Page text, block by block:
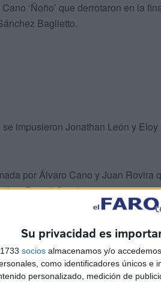
Su privacidad es
socios almacenamos y/o
como identificadores únicos e
personalizado, medición de
‘Ñoño’ que derrotaron en la
Baglietto.
impusieron Jonathan León y
por Álvaro Cano y Juan Rovira
y Daniel Cortés mientras que en
Ortigosa derrotaron por 13-7 a